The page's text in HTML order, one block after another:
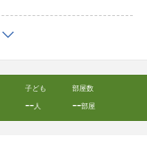
子ども
--人
部屋数
--部屋